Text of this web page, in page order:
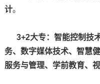
计。
3+2大专： 智能控制技
务、数字媒体技术、智慧
服务与管理、学前教育、